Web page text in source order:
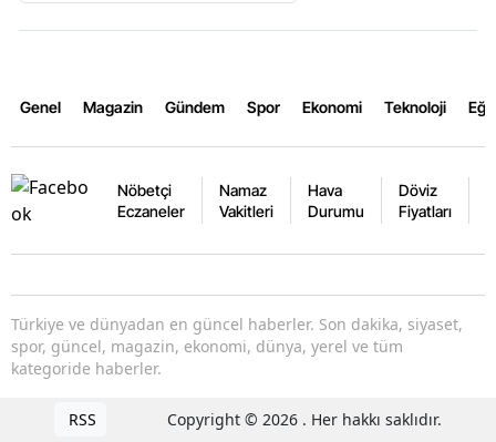
Genel Magazin Gündem Spor Ekonomi Teknoloji
Nöbetçi
Eczaneler
Namaz
Vakitleri
Hava
Durumu
Döviz
Fiyatları
Türkiye ve dünyadan en güncel haberler. Son dakika, siyaset,
spor, güncel, magazin, ekonomi, dünya, yerel ve tüm
kategoride haberler.
RSS Copyright © 2026 . Her hakkı saklıdır.